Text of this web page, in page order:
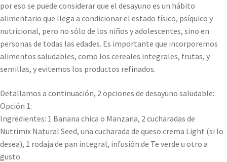
por eso se puede considerar que el desayuno es un hábito
alimentario que llega a condicionar el estado físico, psíquico y
nutricional, pero no sólo de los niños y adolescentes, sino en
personas de todas las edades. Es importante que incorporemos
alimentos saludables, como los cereales integrales, frutas, y
semillas, y evitemos los productos refinados.
Detallamos a continuación, 2 opciones de desayuno saludable:
Opción 1:
Ingredientes: 1 Banana chica o Manzana, 2 cucharadas de
Nutrimix Natural Seed, una cucharada de queso crema Light (si lo
desea), 1 rodaja de pan integral, infusión de Te verde u otro a
gusto.